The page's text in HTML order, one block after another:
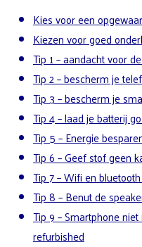
Kies voor een
Kiezen voor goed
Tip 1 – aandacht voor
Tip 2 – bescherm je
Tip 3 – bescherm je
Tip 4 – laad je batterij
Tip 5 – Energie
Tip 6 – Geef stof geen
Tip 7 – Wifi en
Tip 8 – Benut de
Tip 9 – Smartphone
refurbished